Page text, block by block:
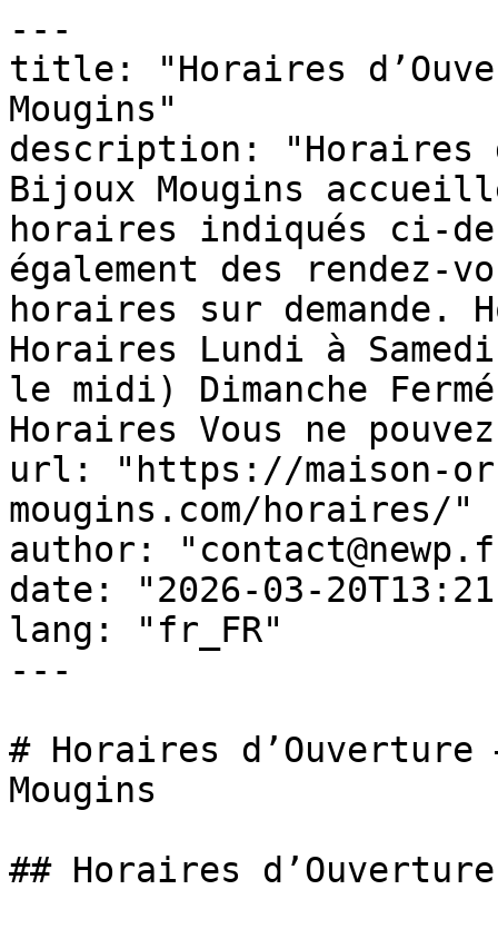
---
title: "Horaires
Mougins"
description: "Horaires
Bijoux Mougins
horaires indiqués ci-
également des rendez-
horaires sur demande.
Horaires Lundi à
le midi) Dimanche
Horaires Vous ne
url: "https://maison-
mougins.com/horaires/"
author:
date: "2026-03-
lang: "fr_FR"
---
# Horaires
Mougins
## Horaires d’Ouverture